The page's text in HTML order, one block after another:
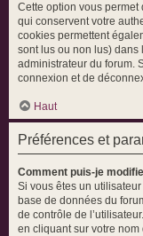
Cette option vous permet
qui conservent votre
cookies permettent
sont lus ou non lus) dans
administrateur du forum.
connexion et de
Haut
Préférences et
Comment puis-je
Si vous êtes un
base de données du
de contrôle de
en cliquant sur votre nom